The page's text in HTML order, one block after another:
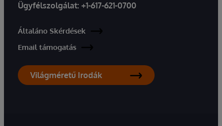
Ügyfélszolgálat: +1-617-621-0700
Általáno Skérdések
Email támogatás
Világméretű Irodák